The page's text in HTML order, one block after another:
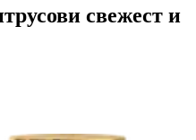
свежест и